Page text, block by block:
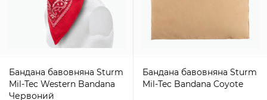
Бандана бавовняна Sturm
Mil-Tec Western Bandana
Червоний
Бандана бавовняна Sturm
Mil-Tec Bandana Coyote